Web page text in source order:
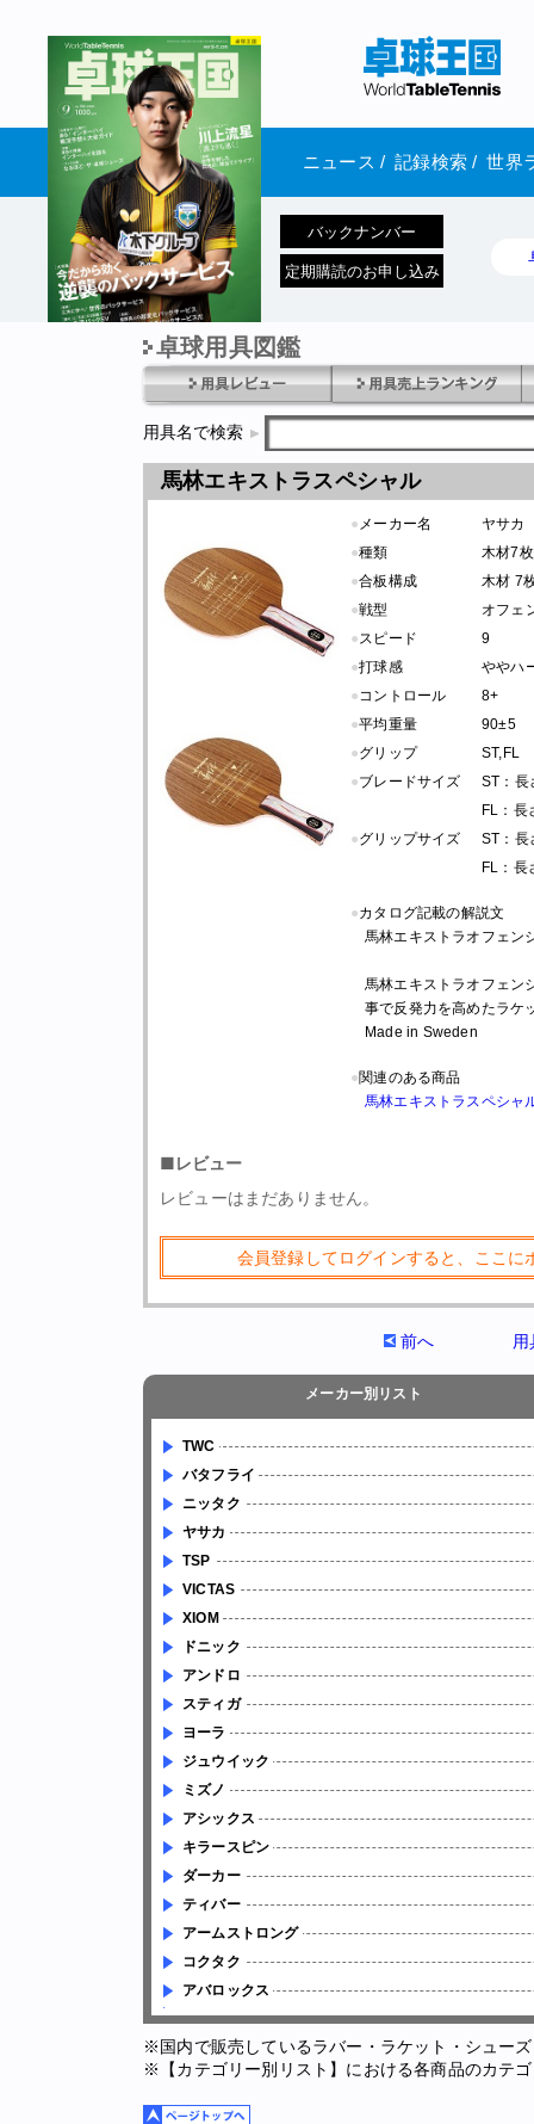
ニュース / 記録検索 / 世界
1970年1月01日 発売
バックナンバー
定期購読のお申し込み
卓球用具図鑑
用具名で検索
馬林エキストラスペシャル
● メーカー名
ヤサカ
●種類
木材7枚
●合板構成
木材 7
●戦型
オフェ
●スピード
9
●打球感
ややハ
●コントロール
8+
●平均重量
90±5
●グリップ
ST,FL
●ブレードサイズ
ST：長
FL：長
●グリップサイズ
ST：長
FL：長
●カタログ記載の解説文
馬林エキストラオフェン
馬林エキストラオフェン
事で反発力を高めたラケ
Made in Sweden
●関連のある商品
馬林エキストラスペシャ
■レビュー
レビューはまだありません。
会員登録してログインすると、ここ
前へ
メーカー別リスト
TWC
バタフライ
ニッタク
ヤサカ
TSP
VICTAS
XIOM
ドニック
アンドロ
スティガ
ヨーラ
ジュウイック
ミズノ
アシックス
キラースピン
ダーカー
ティバー
アームストロング
コクタク
アバロックス
※国内で販売しているラバー・ラケット・シュー
※【カテゴリー別リスト】における各商品のカテ